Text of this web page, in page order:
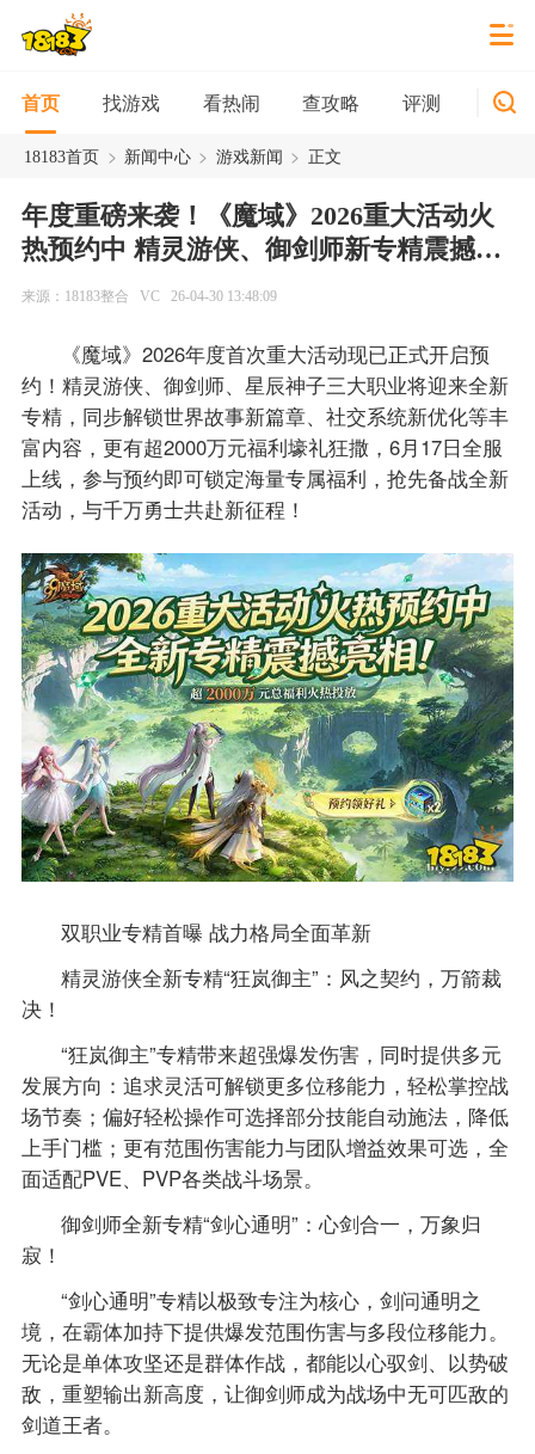
首页 找游戏 看热闹 查攻略 评测 新游
18183首页 > 新闻中心 > 游戏新闻 > 正文
年度重磅来袭！《魔域》2026重大活动火
热预约中 精灵游侠、御剑师新专精震撼亮
相
来源：18183整合 VC 26-04-30 13:48:09
《魔域》2026年度首次重大活动现已正式开启预
约！精灵游侠、御剑师、星辰神子三大职业将迎来全新
专精，同步解锁世界故事新篇章、社交系统新优化等丰
富内容，更有超2000万元福利壕礼狂撒，6月17日全服
上线，参与预约即可锁定海量专属福利，抢先备战全新
活动，与千万勇士共赴新征程！
双职业专精首曝 战力格局全面革新
精灵游侠全新专精“狂岚御主”：风之契约，万箭裁
决！
“狂岚御主”专精带来超强爆发伤害，同时提供多元
发展方向：追求灵活可解锁更多位移能力，轻松掌控战
场节奏；偏好轻松操作可选择部分技能自动施法，降低
上手门槛；更有范围伤害能力与团队增益效果可选，全
面适配PVE、PVP各类战斗场景。
御剑师全新专精“剑心通明”：心剑合一，万象归
寂！
“剑心通明”专精以极致专注为核心，剑问通明之
境，在霸体加持下提供爆发范围伤害与多段位移能力。
无论是单体攻坚还是群体作战，都能以心驭剑、以势破
敌，重塑输出新高度，让御剑师成为战场中无可匹敌的
剑道王者。